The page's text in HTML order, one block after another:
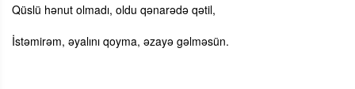
Qüslü hənut olmadı, oldu qənarədə qətil,
İstəmirəm, əyalını qoyma, əzayə gəlməsün.